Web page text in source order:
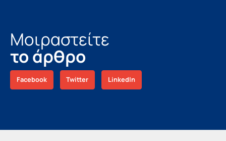
Μοιραστείτε
το άρθρο
Facebook Twitter LinkedIn